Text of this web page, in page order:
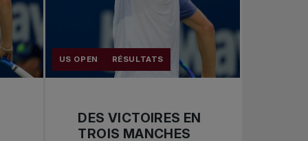
US OPEN RÉSULTATS
DES VICTOIRES EN
TROIS MANCHES